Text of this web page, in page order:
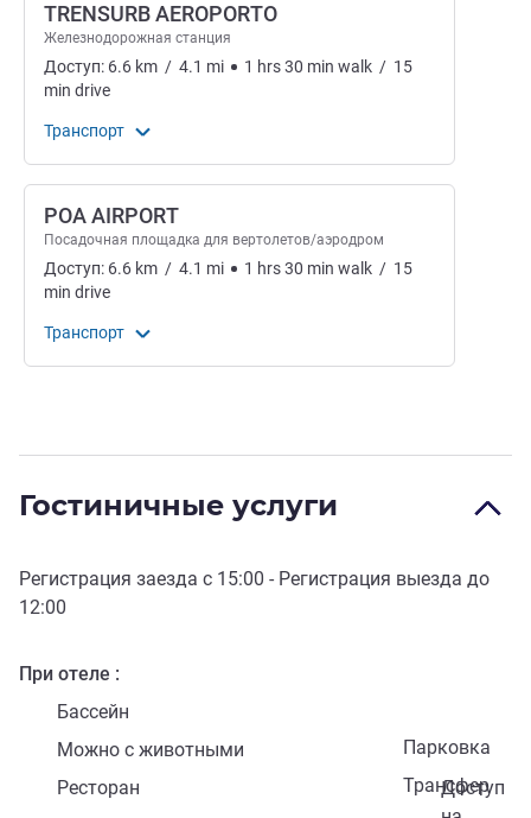
TRENSURB AEROPORTO
Железнодорожная станция
Доступ: 6.6 km / 4.1 mi 1 hrs30 min walk / 15
min drive
Транспорт
POA AIRPORT
Посадочная площадка для вертолетов/аэродром
Доступ: 6.6 km / 4.1 mi 1 hrs30 min walk / 15
min drive
Транспорт
Гостиничные услуги
Регистрация заезда с 15:00 - Регистрация выезда до
12:00
При отеле
Бассейн
Парковка
Можно с животными
Трансфер
Ресторан
Доступ